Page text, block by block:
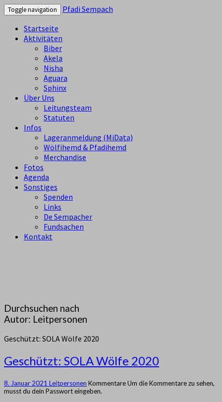
Toggle navigation
Pfadi Sempach
Startseite
Aktivitäten
Biber
Akela
Nisha
Aguara
Sphinx
Über Uns
Leitungsteam
Statuten
Infos
Lageranmeldung (MiData)
Wölfihemd & Pfadihemd
Merchandise
Fotos
Agenda
Sonstiges
Spenden
Links
De Sempacher
Fundsachen
Kontakt
Durchsuchen nach
Autor: Leitpersonen
Geschützt: SOLA Wölfe 2020
Geschützt: SOLA Wölfe 2020
8. Januar 2021 Leitpersonen KommentareUm die Kommentare zu sehen,
musst du dein Passwort eingeben.